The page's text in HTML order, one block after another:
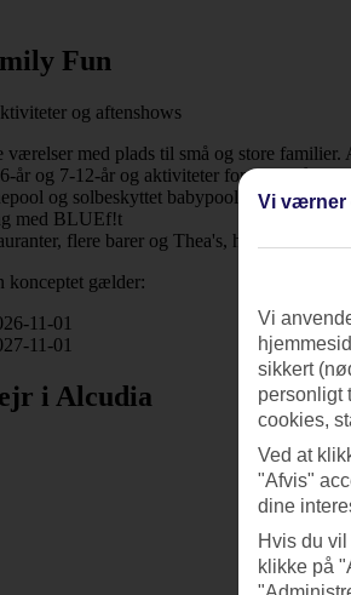
Fun
og aftenshows
værelser med plads til små og store
år og 7-12-år og aktiviteter for 13-17-årige
og solbeskyttet babypool
med BLUEf!t
flere barer og Thea's, hvor du kan
gælder:
11-01
11-01
i Alcudia
Vi værner
Vi
sikkert
personligt
cookies,
Ved at
"Afvis"
dine
Hvis du
klikke på